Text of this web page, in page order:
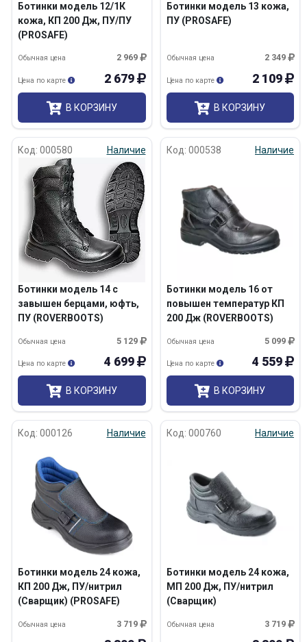
Ботинки модель 12/1К
кожа, КП 200 Дж, ПУ/ПУ
(PROSAFE)
2 969
Обычная цена
2 679
Цена по карте
В КОРЗИНУ
Ботинки модель 13 кожа,
ПУ (PROSAFE)
2 349
Обычная цена
2 109
Цена по карте
В КОРЗИНУ
Код: 000580 Наличие
Ботинки модель 14 с
завышен берцами, юфть,
ПУ (ROVERBOOTS)
5 129
Обычная цена
4 699
Цена по карте
В КОРЗИНУ
Код: 000538 Наличие
Ботинки модель 16 от
повышен температур КП
200 Дж (ROVERBOOTS)
5 099
Обычная цена
4 559
Цена по карте
В КОРЗИНУ
Код: 000126 Наличие
Ботинки модель 24 кожа,
КП 200 Дж, ПУ/нитрил
(Сварщик) (PROSAFE)
3 719
Обычная цена
Код: 000760 Наличие
Ботинки модель 24 кожа,
МП 200 Дж, ПУ/нитрил
(Сварщик)
3 719
Обычная цена